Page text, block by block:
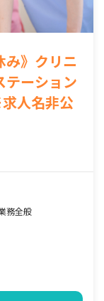
み》クリニ
テーション
人名非公
務全般